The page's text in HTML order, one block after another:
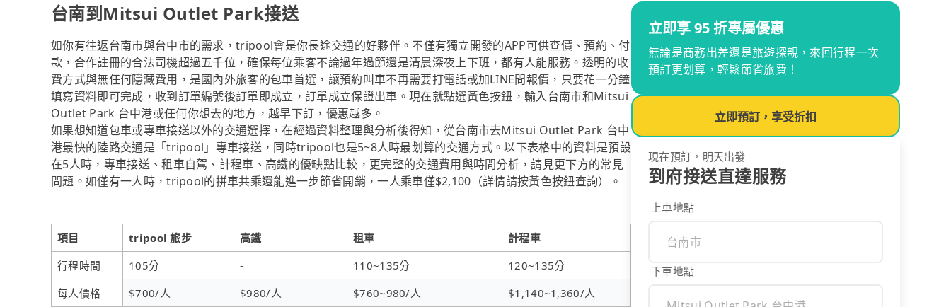
台南到Mitsui Outlet Park接送
如你有往返台南市與台中市的需求，tripool會是你長途交通的好夥伴。不僅有獨立開發的APP可供查價、預約、付
款，合作註冊的合法司機超過五千位，確保每位乘客不論過年過節還是清晨深夜上下班，都有人能服務。透明的收
費方式與無任何隱藏費用，是國內外旅客的包車首選，讓預約叫車不再需要打電話或加LINE問報價，只要花一分鐘
填寫資料即可完成，收到訂單編號後訂單即成立，訂單成立保證出車。現在就點選黃色按鈕，輸入台南市和Mitsui
Outlet Park 台中港或任何你想去的地方，越早下訂，優惠越多。
如果想知道包車或專車接送以外的交通選擇，在經過資料整理與分析後得知，從台南市去Mitsui Outlet Park 台中
港最快的陸路交通是「tripool」專車接送，同時tripool也是5~8人時最划算的交通方式。以下表格中的資料是預設
在5人時，專車接送、租車自駕、計程車、高鐵的優缺點比較，更完整的交通費用與時間分析，請見更下方的常見
問題。如僅有一人時，tripool的拼車共乘還能進一步節省開銷，一人乘車僅$2,100（詳情請按黃色按鈕查詢）。
項目 tripool 旅步 高鐵 租車
計程車
行程時間
105分 - 110~135分
120~135分
每人價格
$700/人 $980/人 $760~980/人
$1,140~1,360/人
立即享 95 折專屬優惠
無論是商務出差還是旅遊探親，來回行程一次
預訂更划算，輕鬆節省旅費！
立即預訂，享受折扣
現在預訂，明天出發
到府接送直達服務
上車地點
下車地點